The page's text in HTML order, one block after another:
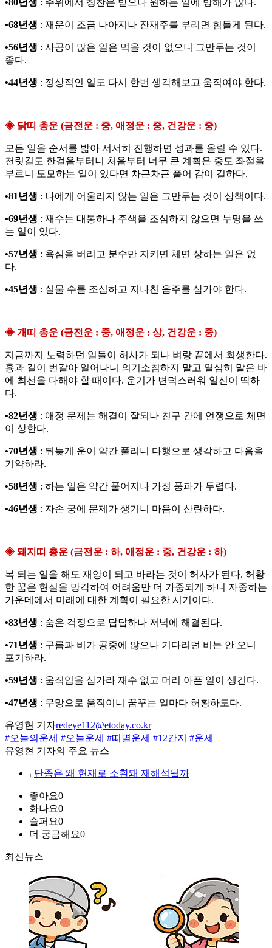
•80년생 : 주위에서 칭찬은 받으나 원하는 일에 방해가 많다.
•68년생 : 재운이 조금 나아지나 잔재주를 부리면 힘들게 된다.
•56년생 : 사공이 많은 일은 먹을 것이 없으니 그만두는 것이
좋다.
•44년생 : 정상적인 일도 다시 한번 생각해보고 움직여야 한다.
◈ 닭띠 총운 (금전운 : 중, 애정운 : 중, 건강운 : 중)
모든 일을 순서를 밟아 서서히 진행하면 성과를 올릴 수 있다.
천릿길도 한걸음부터니 처음부터 너무 큰 계획은 중도 좌절을
부르니 도모하는 일이 있다면 차근차근 풀어 감이 길하다.
•81년생 : 나에게 어울리지 않는 일은 그만두는 것이 상책이다.
•69년생 : 재수는 대통하나 주색을 조심하지 않으면 누명을 쓰
는 일이 있다.
•57년생 : 욕심을 버리고 분수만 지키면 체면 상하는 일은 없
다.
•45년생 : 실물 수를 조심하고 지나친 음주를 삼가야 한다.
◈ 개띠 총운 (금전운 : 중, 애정운 : 상, 건강운 : 중)
지금까지 노력하던 일들이 허사가 되나 벼랑 끝에서 회생한다.
흉과 길이 번갈아 일어나니 의기소침하지 말고 열심히 맡은 바
에 최선을 다해야 할 때이다. 운기가 변덕스러워 일신이 딱하
다.
•82년생 : 애정 문제는 해결이 잘되나 친구 간에 언쟁으로 체면
이 상한다.
•70년생 : 뒤늦게 운이 약간 풀리니 다행으로 생각하고 다음을
기약하라.
•58년생 : 하는 일은 약간 풀어지나 가정 풍파가 두렵다.
•46년생 : 자손 궁에 문제가 생기니 마음이 산란하다.
◈ 돼지띠 총운 (금전운 : 하, 애정운 : 중, 건강운 : 하)
복 되는 일을 해도 재앙이 되고 바라는 것이 허사가 된다. 허황
한 꿈은 현실을 망각하여 어려움만 더 가중되게 하니 자중하는
가운데에서 미래에 대한 계획이 필요한 시기이다.
•83년생 : 숨은 걱정으로 답답하나 저녁에 해결된다.
•71년생 : 구름과 비가 공중에 많으나 기다리던 비는 안 오니
포기하라.
•59년생 : 움직임을 삼가라 재수 없고 머리 아픈 일이 생긴다.
•47년생 : 무망으로 움직이니 꿈꾸는 일마다 허황하도다.
유영현 기자redeye112@etoday.co.kr
#오늘의운세 #오늘운세 #띠별운세 #12간지 #운세
유영현 기자의 주요 뉴스
⌞ 단종은 왜 현재로 소환돼 재해석될까
좋아요0
화나요0
슬퍼요0
더 궁금해요0
최신뉴스